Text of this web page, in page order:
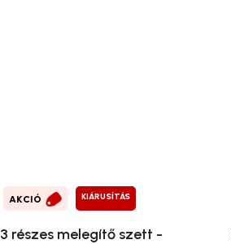
AKCIÓ KIÁRUSÍTÁS
3 részes melegítő szett -